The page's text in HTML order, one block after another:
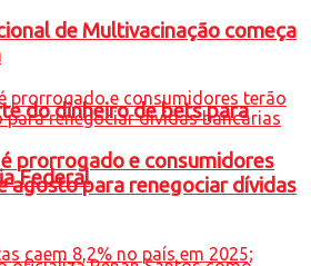
do dinheiro de bets para
Federal
de Multivacinação começa
prorrogado e consumidores
agosto para renegociar dívidas